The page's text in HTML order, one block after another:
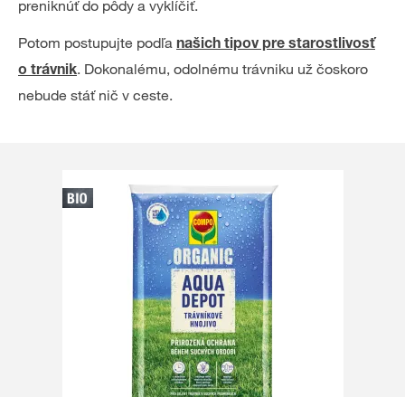
preniknúť do pôdy a vyklíčiť.
Potom postupujte podľa našich tipov pre starostlivosť
o trávnik. Dokonalému, odolnému trávniku už čoskoro
nebude stáť nič v ceste.